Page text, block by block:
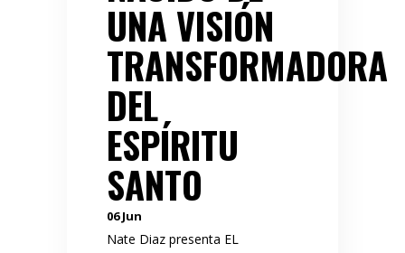
UNA VISIÓN
TRANSFORMADORA
DEL
ESPÍRITU
SANTO
06 Jun
Nate Diaz presenta EL